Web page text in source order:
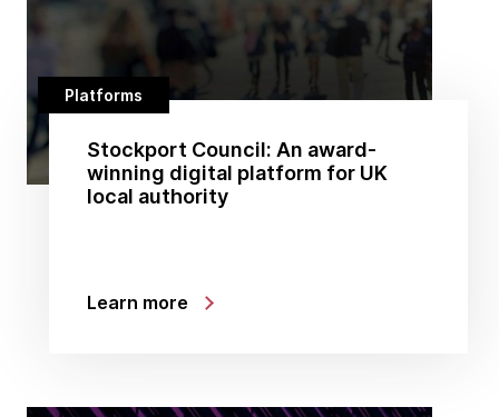
Platforms
Stockport Council: An award-
winning digital platform for UK
local authority
Learn more